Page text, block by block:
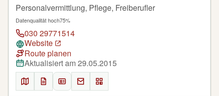
Personalvermittlung, Pflege, Freiberufler
Datenqualität hoch75%
030 29771514
Website
Route planen
Aktualisiert am 29.05.2015